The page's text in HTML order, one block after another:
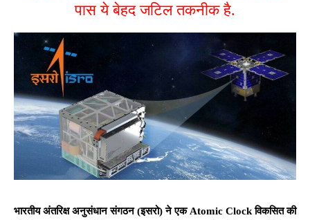
पास ये बेहद जटिल तकनीक है.
भारतीय अंतरिक्ष अनुसंधान संगठन (इसरो) ने एक Atomic Clock विकसित की